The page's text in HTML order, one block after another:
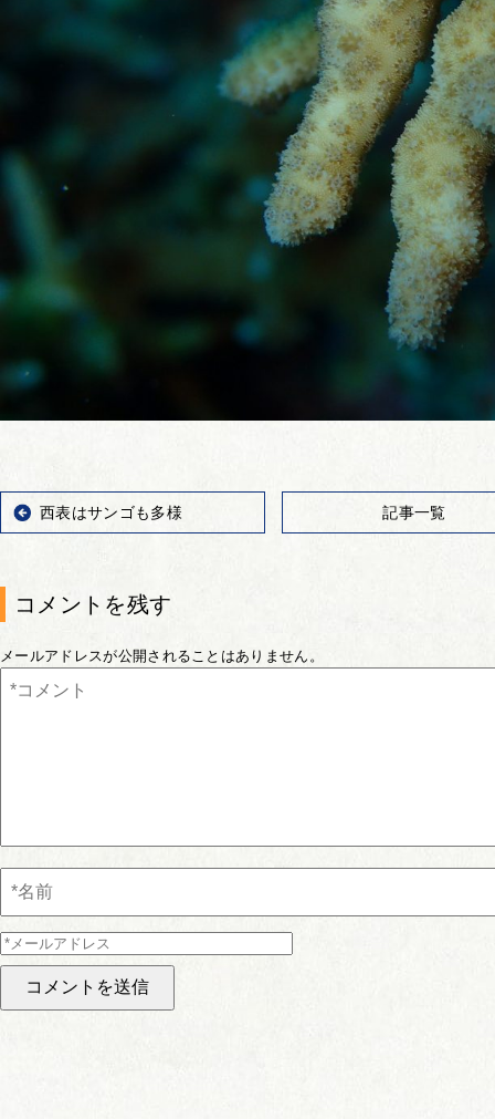
西表はサンゴも多様 記事一覧
コメントを残す
メールアドレスが公開されることはありません。